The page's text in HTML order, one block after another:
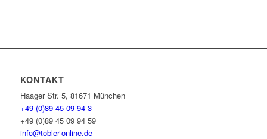
KONTAKT
Haager Str. 5, 81671 München
+49 (0)89 45 09 94 3
+49 (0)89 45 09 94 59
info@tobler-online.de